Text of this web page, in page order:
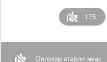
125
Овозлар етарли эмас